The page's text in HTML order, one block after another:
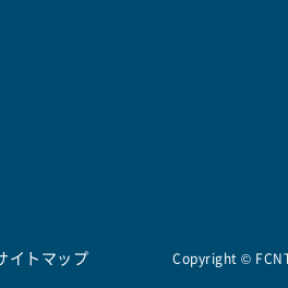
イトマップ Copyright ©